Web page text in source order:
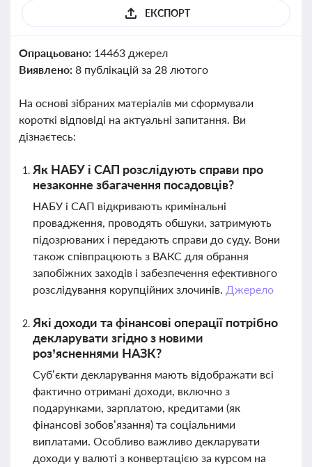
ЕКСПОРТ
Опрацьовано: 14463 джерел
Виявлено: 8 публікацій за 28 лютого
На основі зібраних матеріалів ми сформували
короткі відповіді на актуальні запитання. Ви
дізнаєтесь:
Як НАБУ і САП розслідують справи про
незаконне збагачення посадовців?
НАБУ і САП відкривають кримінальні
провадження, проводять обшуки, затримують
підозрюваних і передають справи до суду. Вони
також співпрацюють з ВАКС для обрання
запобіжних заходів і забезпечення ефективного
розслідування корупційних злочинів. Джерело
Які доходи та фінансові операції потрібно
декларувати згідно з новими
роз’ясненнями НАЗК?
Суб’єкти декларування мають відображати всі
фактично отримані доходи, включно з
подарунками, зарплатою, кредитами (як
фінансові зобов’язання) та соціальними
виплатами. Особливо важливо декларувати
доходи у валюті з конвертацією за курсом на